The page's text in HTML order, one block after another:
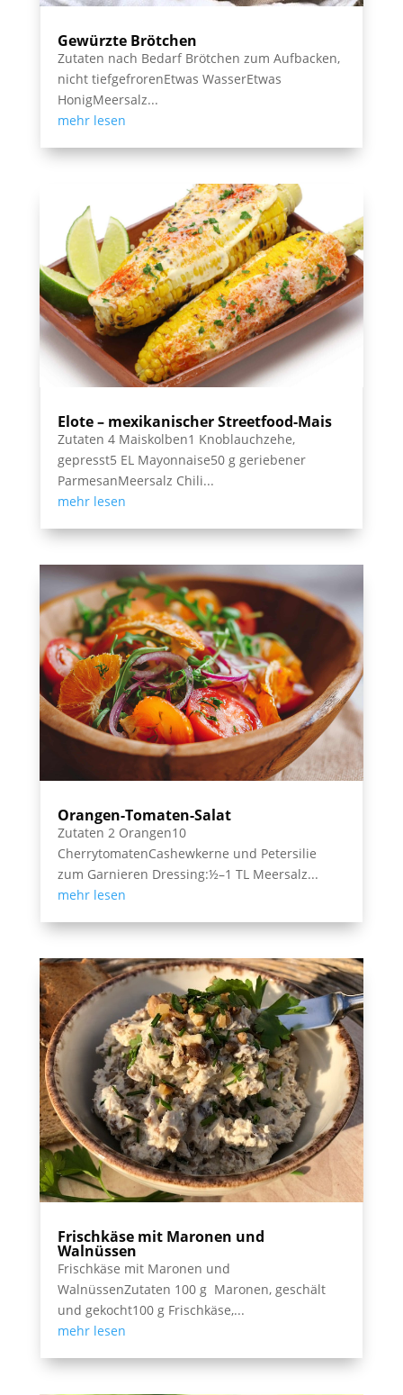
Gewürzte Brötchen
Zutaten nach Bedarf Brötchen zum Aufbacken,
nicht tiefgefrorenEtwas WasserEtwas
HonigMeersalz...
mehr lesen
Elote – mexikanischer Streetfood-Mais
Zutaten 4 Maiskolben1 Knoblauchzehe,
gepresst5 EL Mayonnaise50 g geriebener
ParmesanMeersalz Chili...
mehr lesen
Orangen-Tomaten-Salat
Zutaten 2 Orangen10
CherrytomatenCashewkerne und Petersilie
zum Garnieren Dressing:½–1 TL Meersalz...
mehr lesen
Frischkäse mit Maronen und
Walnüssen
Frischkäse mit Maronen und
WalnüssenZutaten 100 g Maronen, geschält
und gekocht100 g Frischkäse,...
mehr lesen